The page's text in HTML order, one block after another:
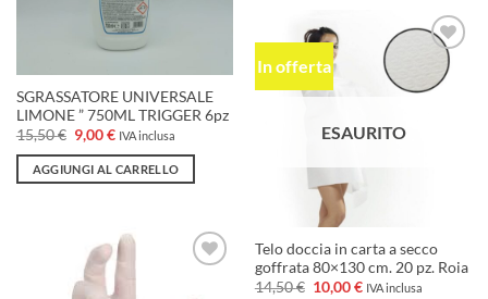
SGRASSATORE UNIVERSALE
LIMONE ” 750ML TRIGGER 6pz
15,50€ Il
prezzo
originale
era:
9,00€Il
attuale
è:
IVA inclusa
AGGIUNGI AL CARRELLO
In offerta
Aggiungi
alla lista
dei
ESAURITO
Telo doccia in carta a secco
goffrata 80×130 cm. 20 pz. Roia
14,50€ Il
10,00€IlIVA inclusa